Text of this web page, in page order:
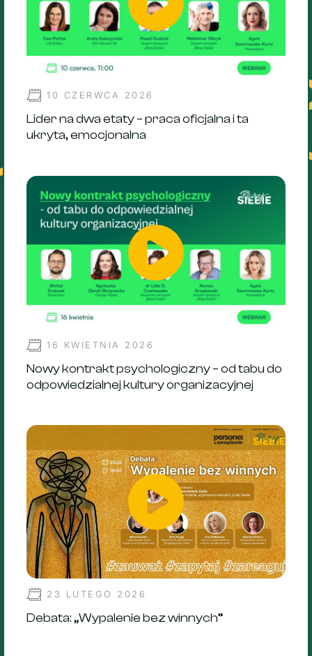
10 CZERWCA 2026
Lider na dwa etaty – praca oficjalna i ta
ukryta, emocjonalna
16 KWIETNIA 2026
Nowy kontrakt psychologiczny – od tabu do
odpowiedzialnej kultury organizacyjnej
23 LUTEGO 2026
Debata: „Wypalenie bez winnych”